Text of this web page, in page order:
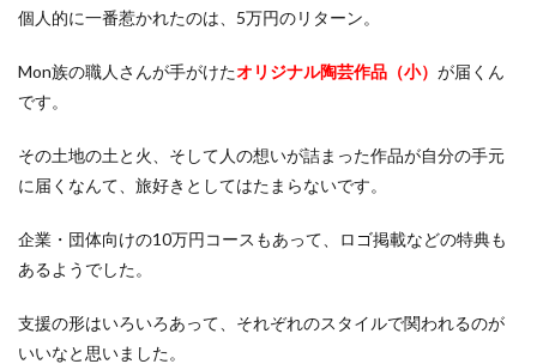
個人的に一番惹かれたのは、5万円のリターン。
Mon族の職人さんが手がけたオリジナル陶芸作品（小） が届くん
です。
その土地の土と火、そして人の想いが詰まった作品が自分の手元
に届くなんて、旅好きとしてはたまらないです。
企業・団体向けの10万円コースもあって、ロゴ掲載などの特典も
あるようでした。
支援の形はいろいろあって、それぞれのスタイルで関われるのが
いいなと思いました。